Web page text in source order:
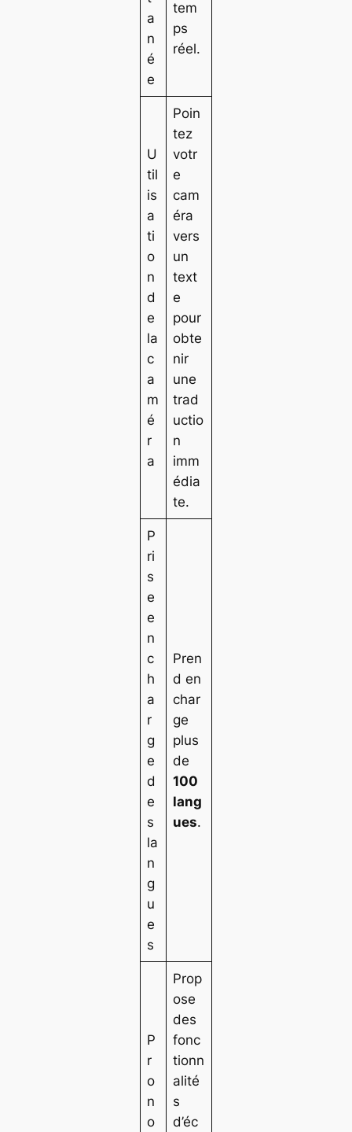
a
n
é
e
tem
ps
réel.
U
til
is
a
ti
o
n
d
e
la
c
a
m
é
r
a
Poin
tez
votr
e
cam
éra
vers
un
text
e
pour
obte
nir
une
trad
uctio
n
imm
édia
te.
P
ri
s
e
e
n
c
h
a
r
g
e
d
e
s
la
n
g
u
e
s
Pren
d en
char
ge
plus
de
100
lang
ues.
P
r
o
n
o
Prop
ose
des
fonc
tionn
alité
s
d’éc